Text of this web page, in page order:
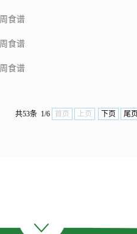
食谱
食谱
食谱
共53条 1/6 首页 上页 下页 尾页